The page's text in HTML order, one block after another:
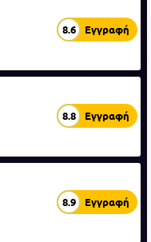
8.6 Εγγραφή
8.8 Εγγραφή
8.9 Εγγραφή